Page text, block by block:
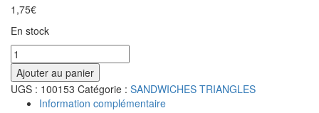
1,75€
En stock
Ajouter au panier
UGS : 100153 Catégorie : SANDWICHES TRIANGLES
Information complémentaire